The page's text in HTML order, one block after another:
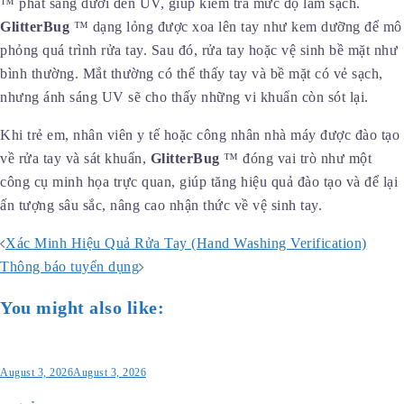
™ phát sáng dưới đèn UV, giúp kiểm tra mức độ làm sạch.
GlitterBug ™ dạng lỏng được xoa lên tay như kem dưỡng để mô
phỏng quá trình rửa tay. Sau đó, rửa tay hoặc vệ sinh bề mặt như
bình thường. Mắt thường có thể thấy tay và bề mặt có vẻ sạch,
nhưng ánh sáng UV sẽ cho thấy những vi khuẩn còn sót lại.
Khi trẻ em, nhân viên y tế hoặc công nhân nhà máy được đào tạo
về rửa tay và sát khuẩn, GlitterBug ™ đóng vai trò như một
công cụ minh họa trực quan, giúp tăng hiệu quả đào tạo và để lại
ấn tượng sâu sắc, nâng cao nhận thức về vệ sinh tay.
Post
navigation
Xác Minh Hiệu Quả Rửa Tay (Hand Washing Verification)
Thông báo tuyển dụng
You might also like:
August 3, 2026August 3, 2026